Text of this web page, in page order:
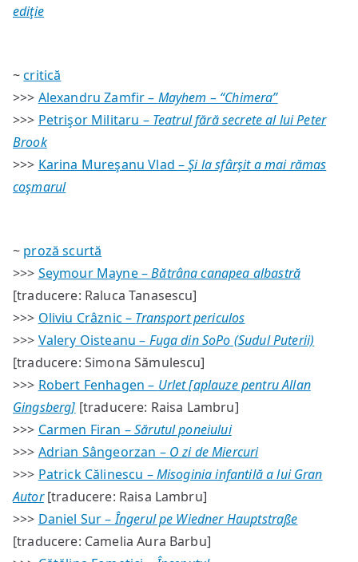
ediţie
~critică
>>> Alexandru Zamfir – Mayhem – “Chimera”
>>> Petrişor Militaru – Teatrul fără secrete al lui Peter
Brook
>>> Karina Mureşanu Vlad –Şi la sfârşit a mai rămas
coşmarul
~ proză scurtă
>>> Seymour Mayne –Bătrâna canapea albastră
[traducere: Raluca Tanasescu]
>>> Oliviu Crâznic – Transport periculos
>>> Valery Oisteanu – Fuga din SoPo (Sudul Puterii)
[traducere: Simona Sămulescu]
>>> Robert Fenhagen – Urlet [aplauze pentru Allan
Gingsberg] [traducere: Raisa Lambru]
>>> Carmen Firan –Sărutul poneiului
>>> Adrian Sângeorzan – O zi de Miercuri
>>> Patrick Călinescu –Misoginia infantilă a lui Gran
Autor[traducere: Raisa Lambru]
>>> Daniel Sur –Îngerul pe Wiedner Hauptstraße
[traducere: Camelia Aura Barbu]